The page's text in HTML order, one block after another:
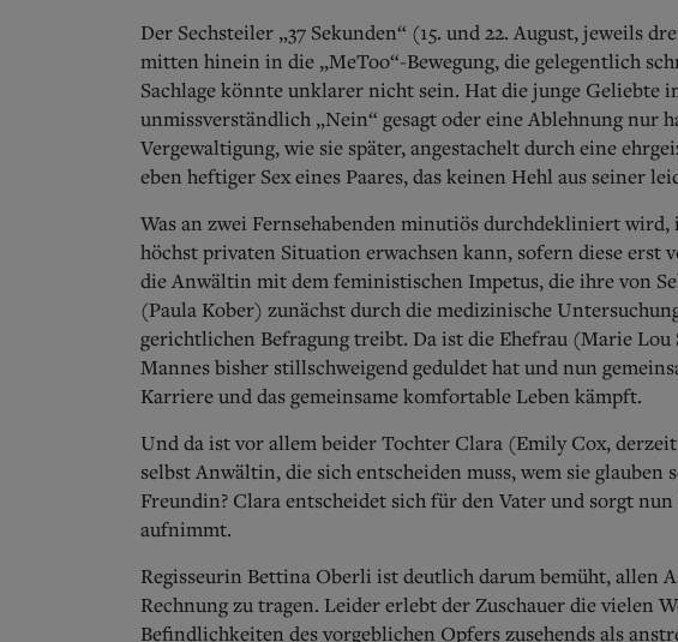
Der Sechsteiler „37 Sekunden“ (15. und 22. August, jeweils
mitten hinein in die „MeToo“-Bewegung, die gelegentlich
Sachlage könnte unklarer nicht sein. Hat die junge Geliebte
unmissverständlich „Nein“ gesagt oder eine Ablehnung nur
Vergewaltigung, wie sie später, angestachelt durch eine
eben heftiger Sex eines Paares, das keinen Hehl aus seiner
Was an zwei Fernsehabenden minutiös durchdekliniert wird,
höchst privaten Situation erwachsen kann, sofern diese erst
die Anwältin mit dem feministischen Impetus, die ihre von
(Paula Kober) zunächst durch die medizinische
gerichtlichen Befragung treibt. Da ist die Ehefrau (Marie Lou
Mannes bisher stillschweigend geduldet hat und nun
Karriere und das gemeinsame komfortable Leben kämpft.
Und da ist vor allem beider Tochter Clara (Emily Cox,
selbst Anwältin, die sich entscheiden muss, wem sie glauben
Freundin? Clara entscheidet sich für den Vater und sorgt
aufnimmt.
Regisseurin Bettina Oberli ist deutlich darum bemüht, allen
Rechnung zu tragen. Leider erlebt der Zuschauer die vielen
Befindlichkeiten des vorgeblichen Opfers zusehends als